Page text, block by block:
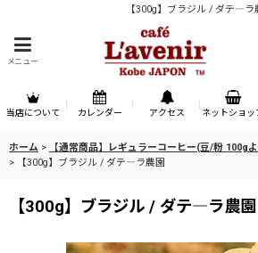
【300g】ブラジル / ダテ―ラ
メニュー
当店について カレンダー アクセス ネットショッ
ホーム > 【通常商品】レギュラーコーヒー(豆/粉 100gよ
>
【300g】ブラジル / ダテ―ラ農園
【300g】ブラジル / ダテ―ラ農園